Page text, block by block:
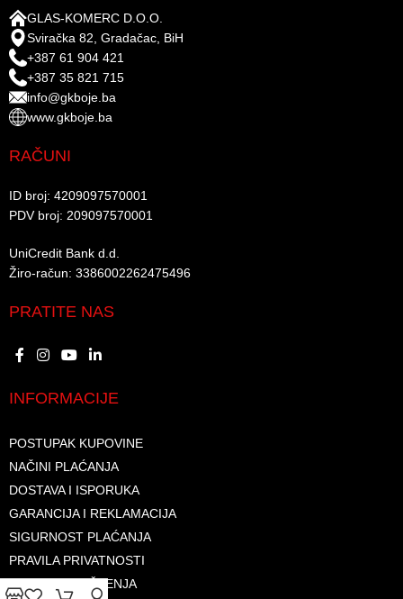
GLAS-KOMERC D.O.O.
Sviračka 82, Gradačac, BiH
+387 61 904 421
+387 35 821 715
info@gkboje.ba
www.gkboje.ba
RAČUNI
ID broj: 4209097570001​
PDV broj: 209097570001 ​
UniCredit Bank d.d.​
Žiro-račun: 3386002262475496​​
PRATITE NAS
INFORMACIJE
POSTUPAK KUPOVINE
NAČINI PLAĆANJA
DOSTAVA I ISPORUKA
GARANCIJA I REKLAMACIJA
SIGURNOST PLAĆANJA
PRAVILA PRIVATNOSTI
USLOVI KORIŠTENJA